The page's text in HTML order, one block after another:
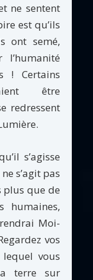
ne sentent
est qu’ils
ont semé,
! Certains
être
redressent
s’agisse
s’agit pas
plus que de
humaines,
Moi-
vos
vous
terre sur